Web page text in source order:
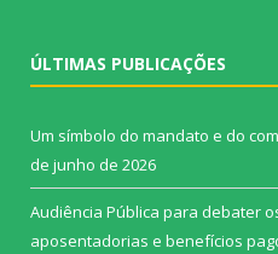
ÚLTIMAS PUBLICAÇÕES
Um símbolo do mandato e do
de junho de 2026
Audiência Pública para debater
aposentadorias e benefícios